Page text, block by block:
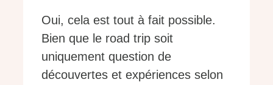
Oui, cela est tout à fait possible.
Bien que le road trip soit
uniquement question de
découvertes et expériences selon